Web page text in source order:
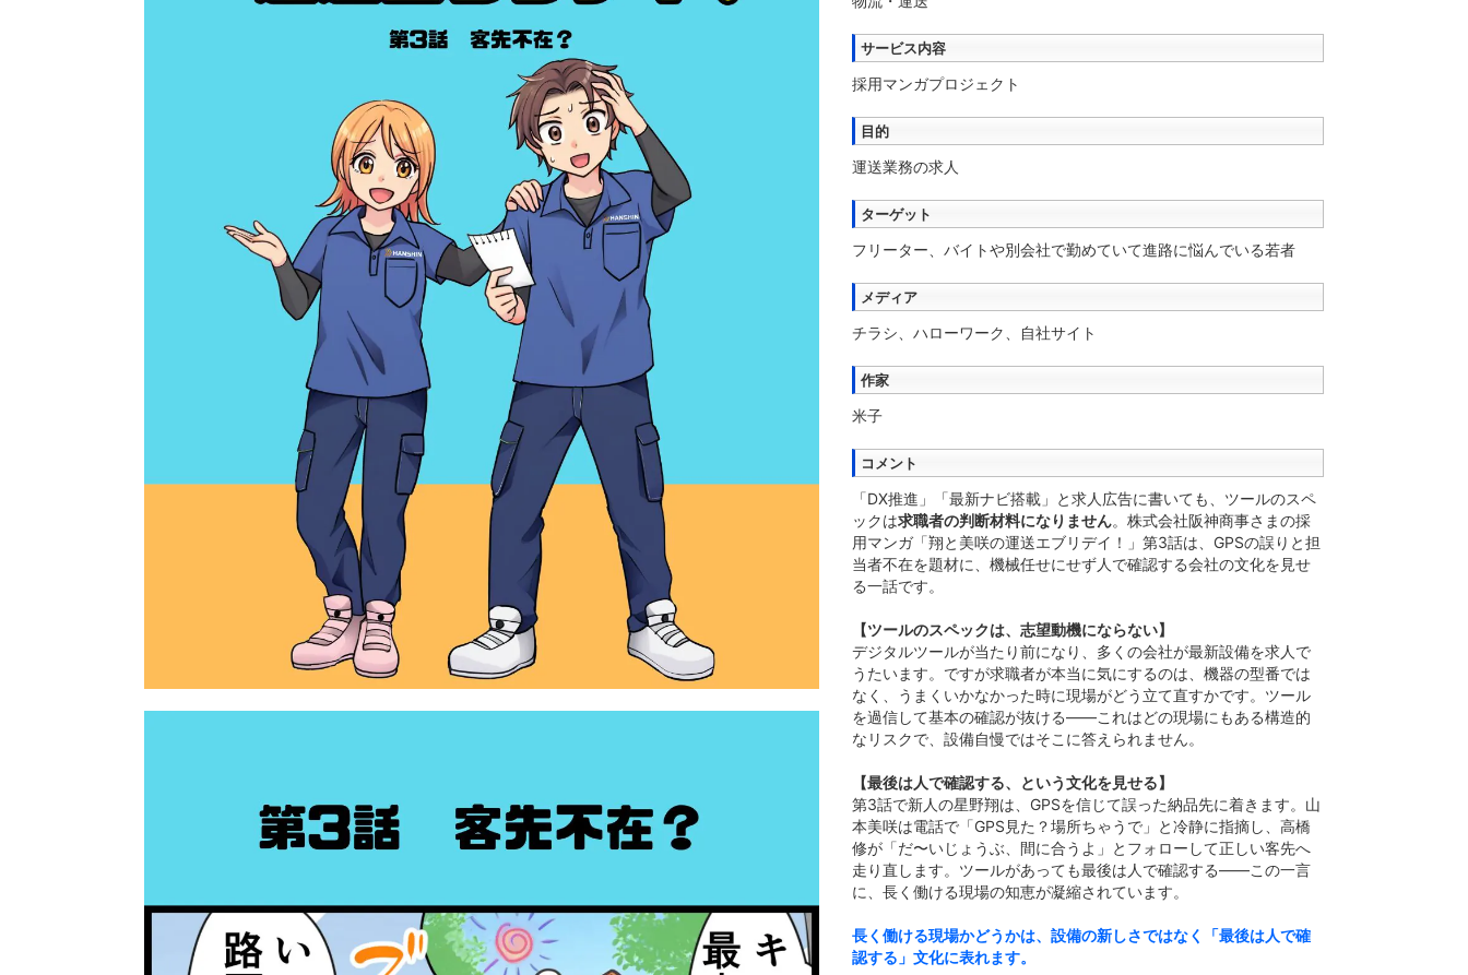
サービス内容
採用マンガプロジェクト
目的
運送業務の求人
ターゲット
フリーター、バイトや別会社で勤めていて進路に悩んでいる若者
メディア
チラシ、ハローワーク、自社サイト
作家
米子
コメント
「DX推進」「最新ナビ搭載」と求人広告に書いても、ツールのスペ
ックは求職者の判断材料になりません。株式会社阪神商事さまの採
用マンガ「翔と美咲の運送エブリデイ！」第3話は、GPSの誤りと担
当者不在を題材に、機械任せにせず人で確認する会社の文化を見せ
る一話です。
【ツールのスペックは、志望動機にならない】
デジタルツールが当たり前になり、多くの会社が最新設備を求人で
うたいます。ですが求職者が本当に気にするのは、機器の型番では
なく、うまくいかなかった時に現場がどう立て直すかです。ツール
を過信して基本の確認が抜ける——これはどの現場にもある構造的
なリスクで、設備自慢ではそこに答えられません。
【最後は人で確認する、という文化を見せる】
第3話で新人の星野翔は、GPSを信じて誤った納品先に着きます。山
本美咲は電話で「GPS見た？場所ちゃうで」と冷静に指摘し、高橋
修が「だ〜いじょうぶ、間に合うよ」とフォローして正しい客先へ
走り直します。ツールがあっても最後は人で確認する——この一言
に、長く働ける現場の知恵が凝縮されています。
長く働ける現場かどうかは、設備の新しさではなく「最後は人で確
認する」文化に表れます。